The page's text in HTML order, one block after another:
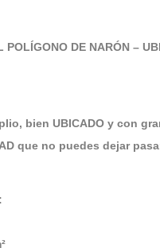
POLÍGONO DE NARÓN –
bien UBICADO y con
que no puedes dejar